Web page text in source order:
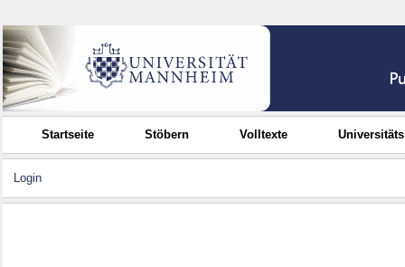
Startseite Stöbern Volltexte
Login